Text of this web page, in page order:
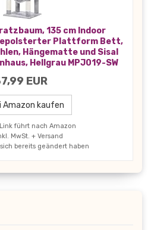
135 cm Indoor
Plattform Bett,
Hängematte und Sisal
Hellgrau MPJ019-SW
EUR
Amazon kaufen
führt nach Amazon
MwSt. + Versand
bereits geändert haben